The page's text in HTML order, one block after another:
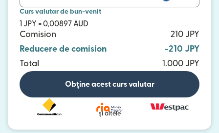
Curs valutar de bun-venit
1 JPY = 0,00897 AUD
Comision
210 JPY
Reducere de comision
-210 JPY
Total
1.000 JPY
Obține acest curs valutar
și altele